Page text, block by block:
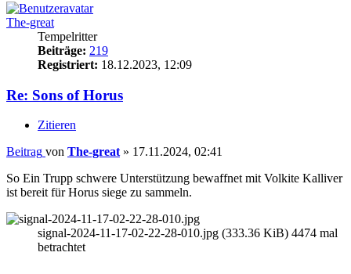
The-great
Tempelritter
Beiträge: 219
Registriert: 18.12.2023, 12:09
Re: Sons of Horus
Zitieren
Beitrag von The-great » 17.11.2024, 02:41
So Ein Trupp schwere Unterstützung bewaffnet mit Volkite Kalliver
ist bereit für Horus siege zu sammeln.
signal-2024-11-17-02-22-28-010.jpg (333.36 KiB) 4474 mal
betrachtet